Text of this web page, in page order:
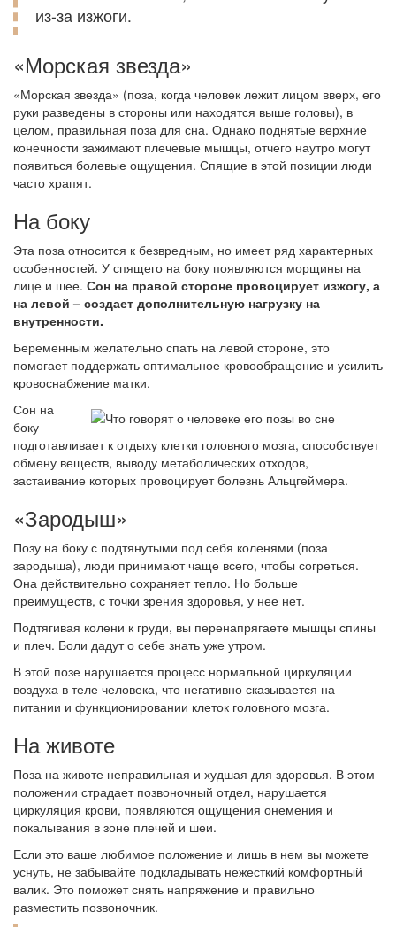
из-за изжоги.
«Морская звезда»
«Морская звезда» (поза, когда человек лежит лицом вверх, его
руки разведены в стороны или находятся выше головы), в
целом, правильная поза для сна. Однако поднятые верхние
конечности зажимают плечевые мышцы, отчего наутро могут
появиться болевые ощущения. Спящие в этой позиции люди
часто храпят.
На боку
Эта поза относится к безвредным, но имеет ряд характерных
особенностей. У спящего на боку появляются морщины на
лице и шее. Сон на правой стороне провоцирует изжогу, а
на левой – создает дополнительную нагрузку на
внутренности.
Беременным желательно спать на левой стороне, это
помогает поддержать оптимальное кровообращение и усилить
кровоснабжение матки.
Сон на
боку
подготавливает к отдыху клетки головного мозга, способствует
обмену веществ, выводу метаболических отходов,
застаивание которых провоцирует болезнь Альцгеймера.
«Зародыш»
Позу на боку с подтянутыми под себя коленями (поза
зародыша), люди принимают чаще всего, чтобы согреться.
Она действительно сохраняет тепло. Но больше
преимуществ, с точки зрения здоровья, у нее нет.
Подтягивая колени к груди, вы перенапрягаете мышцы спины
и плеч. Боли дадут о себе знать уже утром.
В этой позе нарушается процесс нормальной циркуляции
воздуха в теле человека, что негативно сказывается на
питании и функционировании клеток головного мозга.
На животе
Поза на животе неправильная и худшая для здоровья. В этом
положении страдает позвоночный отдел, нарушается
циркуляция крови, появляются ощущения онемения и
покалывания в зоне плечей и шеи.
Если это ваше любимое положение и лишь в нем вы можете
уснуть, не забывайте подкладывать нежесткий комфортный
валик. Это поможет снять напряжение и правильно
разместить позвоночник.